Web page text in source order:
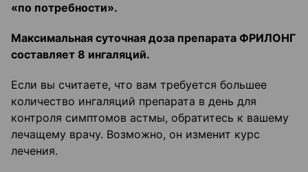
«по потребности».
Максимальная суточная доза препарата ФРИЛОНГ
составляет 8 ингаляций.
Если вы считаете, что вам требуется большее
количество ингаляций препарата в день для
контроля симптомов астмы, обратитесь к вашему
лечащему врачу. Возможно, он изменит курс
лечения.